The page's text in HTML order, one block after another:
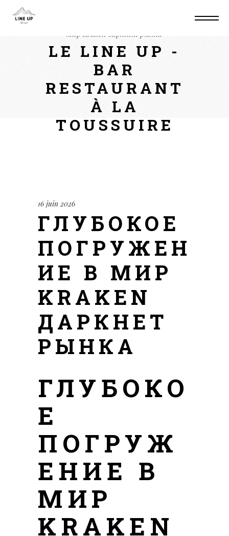
мир Kraken даркнет рынка
LE LINE UP -
BAR
RESTAURANT
À LA
TOUSSUIRE
16 juin 2026
ГЛУБОКОЕ
ПОГРУЖЕН
ИЕ В МИР
KRAKEN
ДАРКНЕТ
РЫНКА
ГЛУБОКО
Е
ПОГРУЖ
ЕНИЕ В
МИР
KRAKEN